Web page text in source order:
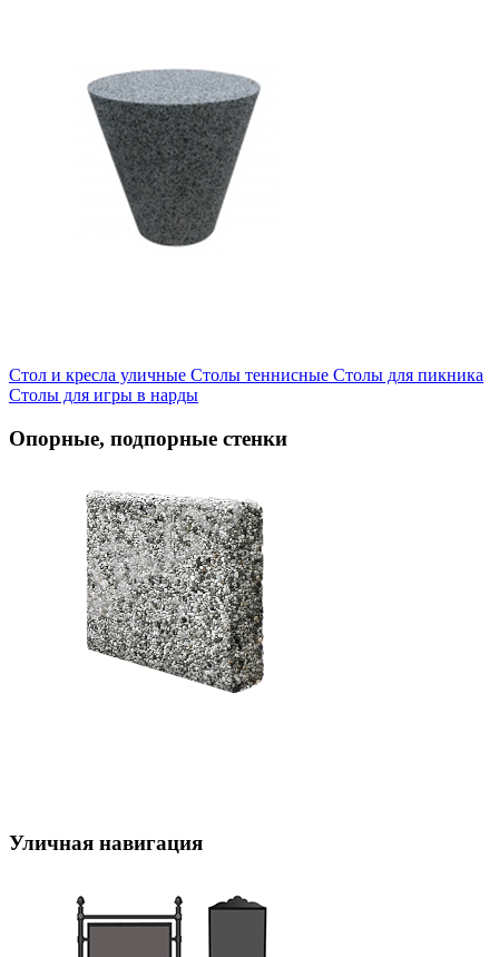
Стол и кресла уличные Cтолы теннисные Столы для пикника
Столы для игры в нарды
Опорные, подпорные стенки
Уличная навигация